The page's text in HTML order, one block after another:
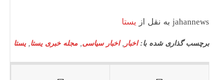
jahannews به نقل از یستا
برچسب گذاری شده با: اخبار ,اخبار سیاسی مجله خبری یستا ,یستا